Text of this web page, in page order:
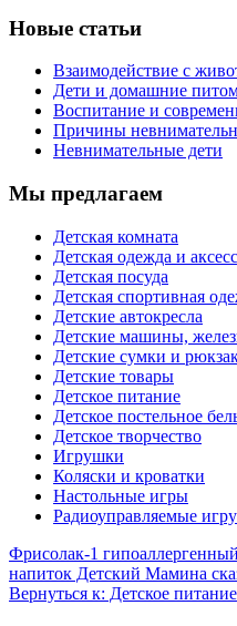
Новые статьи
Взаимодействие с
Дети и домашние
Воспитание и
Причины
Невнимательные дети
Мы предлагаем
Детская комната
Детская одежда и
Детская посуда
Детская спортивная
Детские автокресла
Детские машины,
Детские сумки и
Детские товары
Детское питание
Детское постельное
Детское творчество
Игрушки
Коляски и кроватки
Настольные игры
Радиоуправляемые
Фрисолак-1
напиток Детский Мамина
Вернуться к: Детское питание